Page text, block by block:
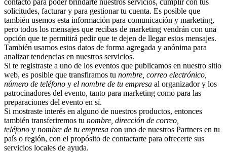
contacto para poder brindarte nuestros servicios, cumplir con tus
solicitudes, facturar y para gestionar tu cuenta. Es posible que
también usemos esta información para comunicación y marketing,
pero todos los mensajes que recibas de marketing vendrán con una
opción que te permitirá pedir que te dejen de llegar estos mensajes.
También usamos estos datos de forma agregada y anónima para
analizar tendencias en nuestros servicios.
Si te registraste a uno de los eventos que publicamos en nuestro sitio
web, es posible que transfiramos tu nombre, correo electrónico,
número de teléfono y el nombre de tu empresa al organizador y los
patrocinadores del evento, tanto para marketing como para las
preparaciones del evento en sí.
Si mostraste interés en alguno de nuestros productos, entonces
también transferiremos tu nombre, dirección de correo,
teléfono y nombre de tu empresa con uno de nuestros Partners en tu
país o región, con el propósito de contactarte para ofrecerte sus
servicios locales de ayuda.